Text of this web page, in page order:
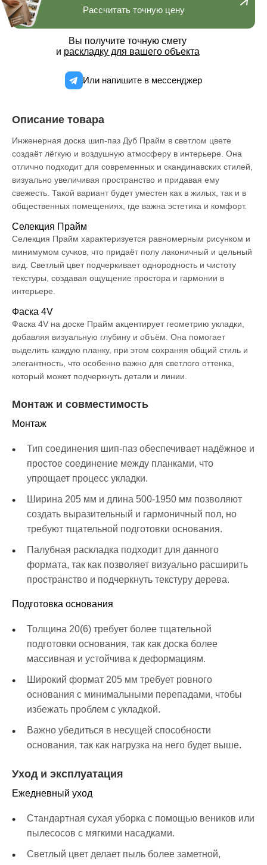
Рассчитать точную цену
Вы получите точную смету
и раскладку для вашего объекта
Или напишите в мессенджер
Описание товара
Инженерная доска шип-паз Дуб Прайм в светлом цвете
создаёт лёгкую и воздушную атмосферу в интерьере. Она
отлично подходит для современных и скандинавских стилей,
визуально увеличивая пространство и придавая ему
свежесть. Такой вариант будет уместен как в жилых, так и в
общественных помещениях, где важна эстетика и комфорт.
Селекция Прайм
Селекция Прайм характеризуется равномерным рисунком и
минимумом сучков, что придаёт полу лаконичный и цельный
вид. Светлый цвет подчеркивает однородность и чистоту
текстуры, создавая ощущение простора и гармонии в
интерьере.
Фаска 4V
Фаска 4V на доске Прайм акцентирует геометрию укладки,
добавляя визуальную глубину и объём. Она помогает
выделить каждую планку, при этом сохраняя общий стиль и
элегантность, что особенно важно для светлого оттенка,
который может подчеркнуть детали и линии.
Монтаж и совместимость
Монтаж
Тип соединения шип-паз обеспечивает надёжное и
простое соединение между планками, что
упрощает процесс укладки.
Ширина 205 мм и длина 500-1950 мм позволяют
создать выразительный и гармоничный пол, но
требуют тщательной подготовки основания.
Палубная раскладка подходит для данного
формата, так как позволяет визуально расширить
пространство и подчеркнуть текстуру дерева.
Подготовка основания
Толщина 20(6) требует более тщательной
подготовки основания, так как доска более
массивная и устойчива к деформациям.
Широкий формат 205 мм требует ровного
основания с минимальными перепадами, чтобы
избежать проблем с укладкой.
Важно убедиться в несущей способности
основания, так как нагрузка на него будет выше.
Уход и эксплуатация
Ежедневный уход
Стандартная сухая уборка с помощью веников или
пылесосов с мягкими насадками.
Светлый цвет делает пыль более заметной,